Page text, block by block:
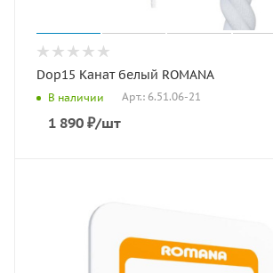
Dop15 Канат белый ROMANA
В наличии Арт.: 6.51.06-21
1 890 ₽/шт